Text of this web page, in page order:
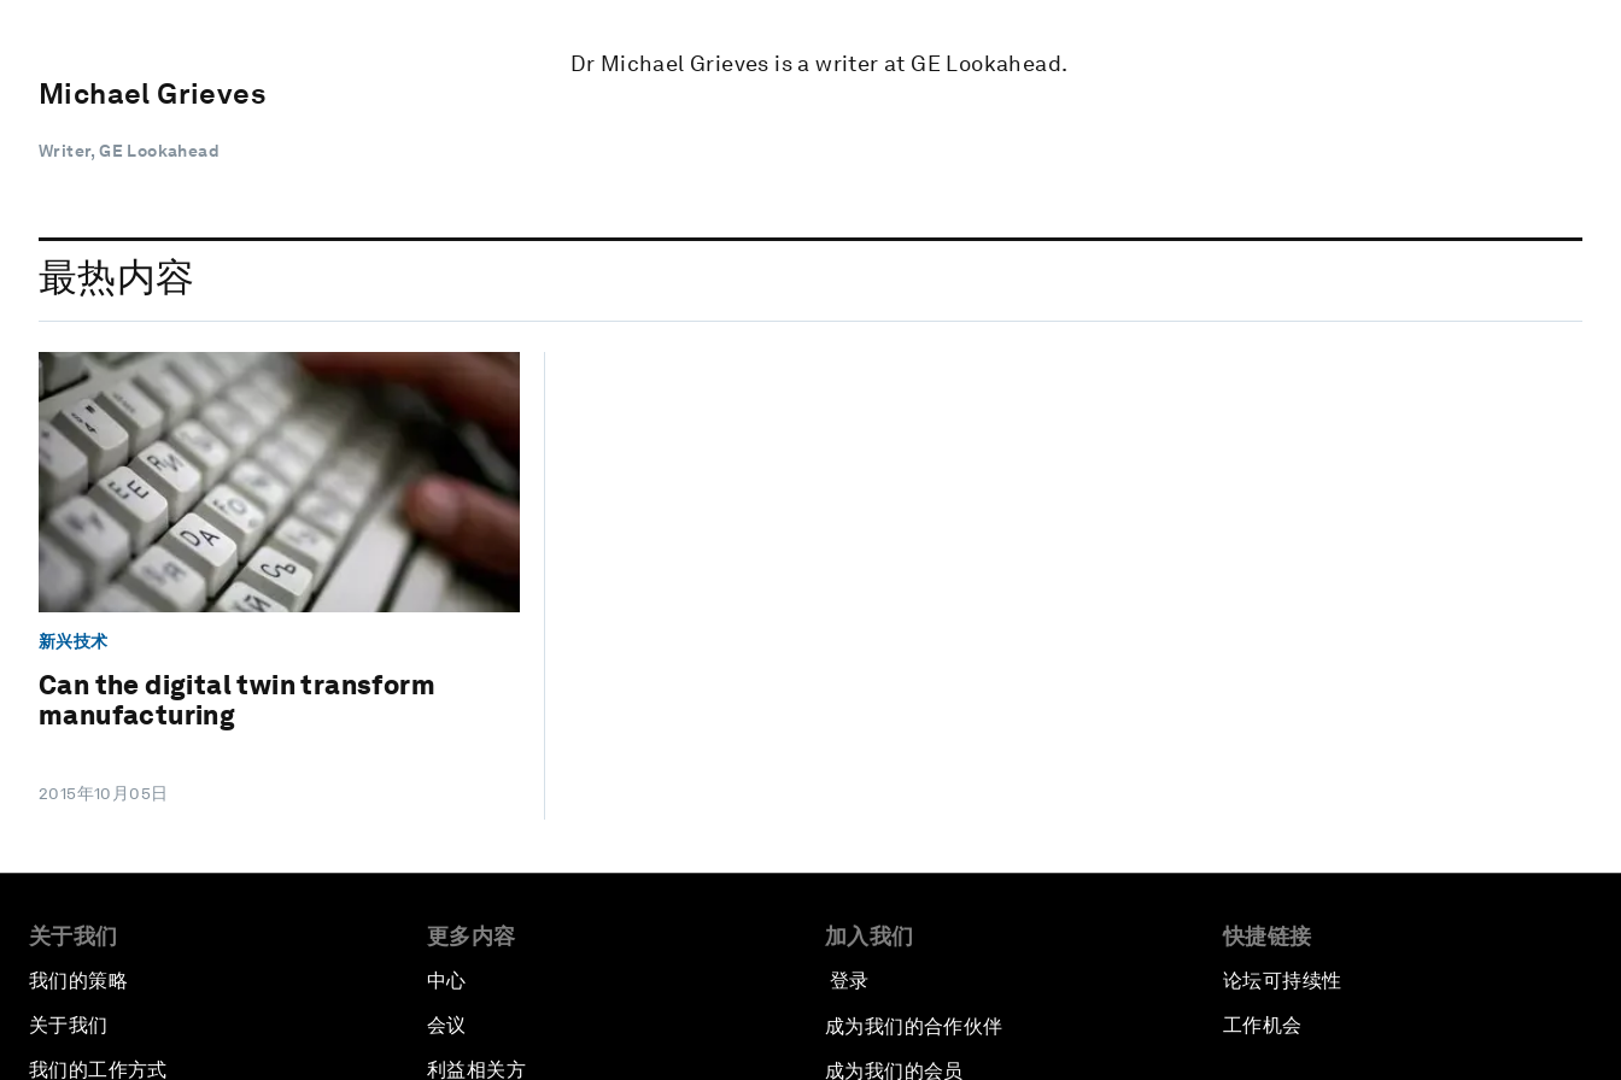
Michael Grieves
Writer, GE Lookahead
Dr Michael Grieves is a writer at GE Lookahead.
最热内容
新兴技术
Can the digital twin transform
manufacturing
2015年10月05日
关于我们
我们的策略
关于我们
我们的工作方式
更多内容
中心
会议
利益相关方
加入我们
登录
成为我们的合作伙伴
成为我们的会员
快捷链接
论坛可持续性
工作机会